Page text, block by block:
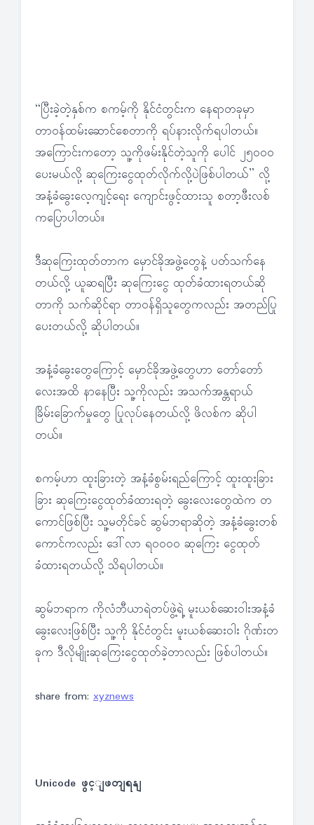
“ပြီးခဲ့တဲ့နှစ်က စကမ့်ကို နိုင်ငံတွင်းက နေရာတခုမှာ
တာဝန်ထမ်းဆောင်စေတာကို ရပ်နားလိုက်ရပါတယ်။
အကြောင်းကတော့ သူ့ကိုဖမ်းနိုင်တဲ့သူကို ပေါင် ၂၅၀၀၀
ပေးမယ်လို့ ဆုကြေးငွေထုတ်လိုက်လို့ပဲဖြစ်ပါတယ်” လို့
အနံ့ခံခွေးလေ့ကျင့်ရေး ကျောင်းဖွင့်ထားသူ စတာ့ဖီးလစ်
ကပြောပါတယ်။
ဒီဆုကြေးထုတ်တာက မှောင်ခိုအဖွဲ့တွေနဲ့ ပတ်သက်နေ
တယ်လို့ ယူဆရပြီး ဆုကြေးငွေ ထုတ်ခံထားရတယ်ဆို
တာကို သက်ဆိုင်ရာ တာဝန်ရှိသူတွေကလည်း အတည်ပြု
ပေးတယ်လို့ ဆိုပါတယ်။
အနံ့ခံခွေးတွေကြောင့် မှောင်ခိုအဖွဲ့တွေဟာ တော်တော်
လေးအထိ နာနေပြီး သူ့ကိုလည်း အသက်အန္တရာယ်
ခြိမ်းခြောက်မှုတွေ ပြုလုပ်နေတယ်လို့ ဖိလစ်က ဆိုပါ
တယ်။
စကမ့်ဟာ ထူးခြားတဲ့ အနံ့ခံစွမ်းရည်ကြောင့် ထူးထူးခြား
ခြား ဆုကြေးငွေထုတ်ခံထားရတဲ့ ခွေးလေးတွေထဲက တ
ကောင်ဖြစ်ပြီး သူ့မတိုင်ခင် ဆွမ်ဘရာဆိုတဲ့ အနံ့ခံခွေးတစ်
ကောင်ကလည်း ဒေါ်လာ ရ၀၀၀၀ ဆုကြေး ငွေထုတ်
ခံထားရတယ်လို့ သိရပါတယ်။
ဆွမ်ဘရာက ကိုလံဘီယာရဲတပ်ဖွဲ့ရဲ့ မူးယစ်ဆေးဝါးအနံ့ခံ
ခွေးလေးဖြစ်ပြီး သူ့ကို နိုင်ငံတွင်း မူးယစ်ဆေးဝါး ဂိုဏ်းတ
ခုက ဒီလိုမျိုးဆုကြေးငွေထုတ်ခဲ့တာလည်း ဖြစ်ပါတယ်။
share from: xyznews
Unicode ဖွင့ျဖတျရနျ